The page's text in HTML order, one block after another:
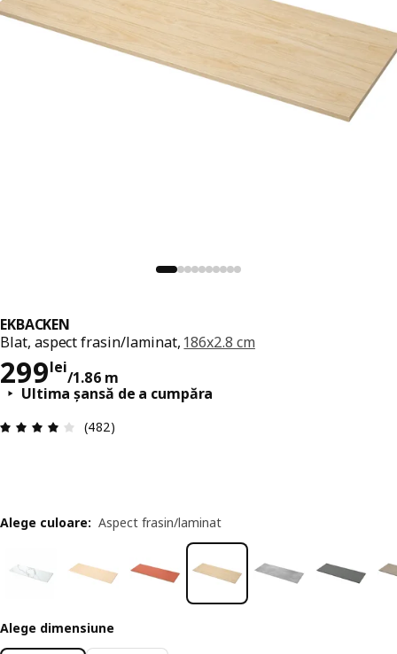
EKBACKEN
Blat, aspect frasin/laminat, 186x2.8 cm
299lei
/1.86 m
Preț 299lei/1.86 m
Ultima șansă de a cumpăra
Prezentare generală: 4.1 din 5 stele Total
(482)
Alege culoare: Aspect frasin/laminat
Alege dimensiune